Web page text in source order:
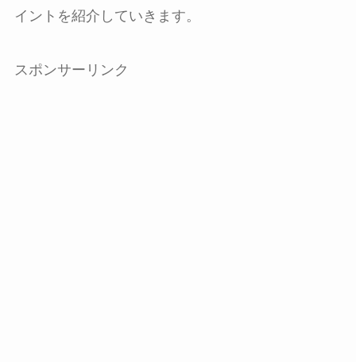
イントを紹介していきます。
スポンサーリンク